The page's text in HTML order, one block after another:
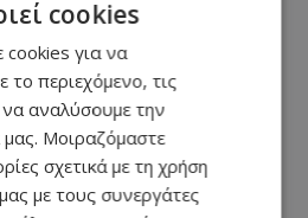
cookies
cookies για να
το περιεχόμενο, τις
να αναλύσουμε την
μας. Μοιραζόμαστε
σχετικά με τη χρήση
με τους συνεργάτες